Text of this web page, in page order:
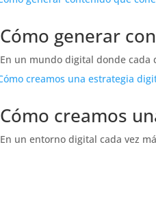
Cómo generar
En un mundo digital donde cada
Cómo creamos
En un entorno digital cada vez